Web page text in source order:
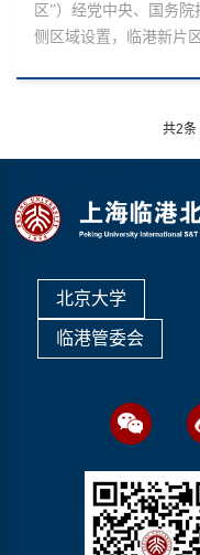
区”）经党中央、国务
侧区域设置，临港新片
争力的特殊经济功能区
党中央总揽全局、科学
共2条
北京大学
临港管委会